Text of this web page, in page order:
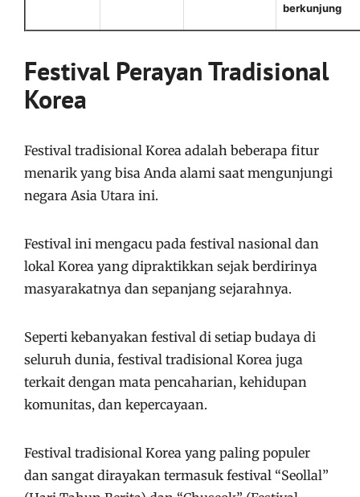
berkunjung
Festival Perayan Tradisional
Korea
Festival tradisional Korea adalah beberapa fitur
menarik yang bisa Anda alami saat mengunjungi
negara Asia Utara ini.
Festival ini mengacu pada festival nasional dan
lokal Korea yang dipraktikkan sejak berdirinya
masyarakatnya dan sepanjang sejarahnya.
Seperti kebanyakan festival di setiap budaya di
seluruh dunia, festival tradisional Korea juga
terkait dengan mata pencaharian, kehidupan
komunitas, dan kepercayaan.
Festival tradisional Korea yang paling populer
dan sangat dirayakan termasuk festival “Seollal”